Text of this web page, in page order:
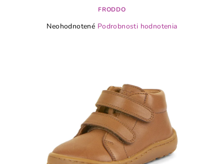
FRODDO
Priemerné
Neohodnotené Podrobnosti hodnotenia